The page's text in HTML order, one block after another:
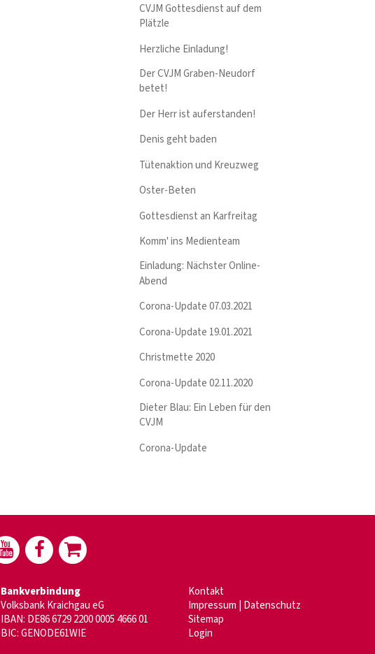
CVJM Gottesdienst auf dem
Plätzle
Herzliche Einladung!
Der CVJM Graben-Neudorf
betet!
Der Herr ist auferstanden!
Denis geht baden
Tütenaktion und Kreuzweg
Oster-Beten
Gottesdienst an Karfreitag
Komm' ins Medienteam
Einladung: Nächster Online-
Abend
Corona-Update 07.03.2021
Corona-Update 19.01.2021
Christmette 2020
Corona-Update 02.11.2020
Dieter Blau: Ein Leben für den
CVJM
Corona-Update
Bankverbindung
Volksbank Kraichgau eG
IBAN: DE86 6729 2200 0005 4666 01
BIC: GENODE61WIE
Kontakt
Impressum | Datenschutz
Sitemap
Login